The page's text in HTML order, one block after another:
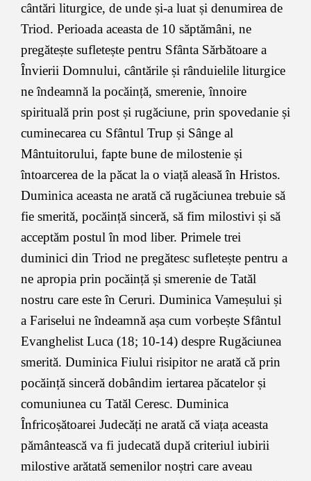
cântări liturgice, de unde și-a luat și denumirea de
Triod. Perioada aceasta de 10 săptămâni, ne
pregătește sufletește pentru Sfânta Sărbătoare a
Învierii Domnului, cântările și rânduielile liturgice
ne îndeamnă la pocăință, smerenie, înnoire
spirituală prin post și rugăciune, prin spovedanie și
cuminecarea cu Sfântul Trup și Sânge al
Mântuitorului, fapte bune de milostenie și
întoarcerea de la păcat la o viață aleasă în Hristos.
Duminica aceasta ne arată că rugăciunea trebuie să
fie smerită, pocăință sinceră, să fim milostivi și să
acceptăm postul în mod liber. Primele trei
duminici din Triod ne pregătesc sufletește pentru a
ne apropia prin pocăință și smerenie de Tatăl
nostru care este în Ceruri. Duminica Vameșului și
a Fariselui ne îndeamnă așa cum vorbește Sfântul
Evanghelist Luca (18; 10-14) despre Rugăciunea
smerită. Duminica Fiului risipitor ne arată că prin
pocăință sinceră dobândim iertarea păcatelor și
comuniunea cu Tatăl Ceresc. Duminica
Înfricoșătoarei Judecăți ne arată că viața aceasta
pământească va fi judecată după criteriul iubirii
milostive arătată semenilor noștri care aveau